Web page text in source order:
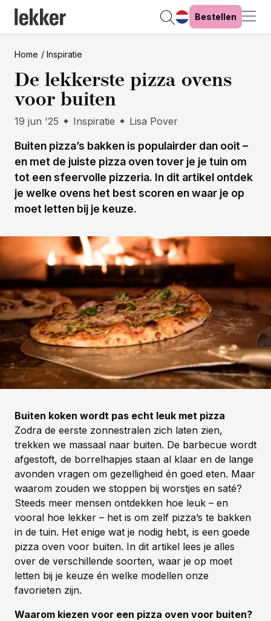
Bestellen
Home Inspiratie
De lekkerste pizza ovens
voor buiten
19 jun '25 Inspiratie Lisa Pover
Buiten pizza’s bakken is populairder dan ooit –
en met de juiste pizza oven tover je je tuin om
tot een sfeervolle pizzeria. In dit artikel ontdek
je welke ovens het best scoren en waar je op
moet letten bij je keuze.
Buiten koken wordt pas echt leuk met pizza
Zodra de eerste zonnestralen zich laten zien,
trekken we massaal naar buiten. De barbecue wordt
afgestoft, de borrelhapjes staan al klaar en de lange
avonden vragen om gezelligheid én goed eten. Maar
waarom zouden we stoppen bij worstjes en saté?
Steeds meer mensen ontdekken hoe leuk – en
vooral hoe lekker – het is om zelf pizza’s te bakken
in de tuin. Het enige wat je nodig hebt, is een goede
pizza oven voor buiten. In dit artikel lees je alles
over de verschillende soorten, waar je op moet
letten bij je keuze én welke modellen onze
favorieten zijn.
Waarom kiezen voor een pizza oven voor buiten?